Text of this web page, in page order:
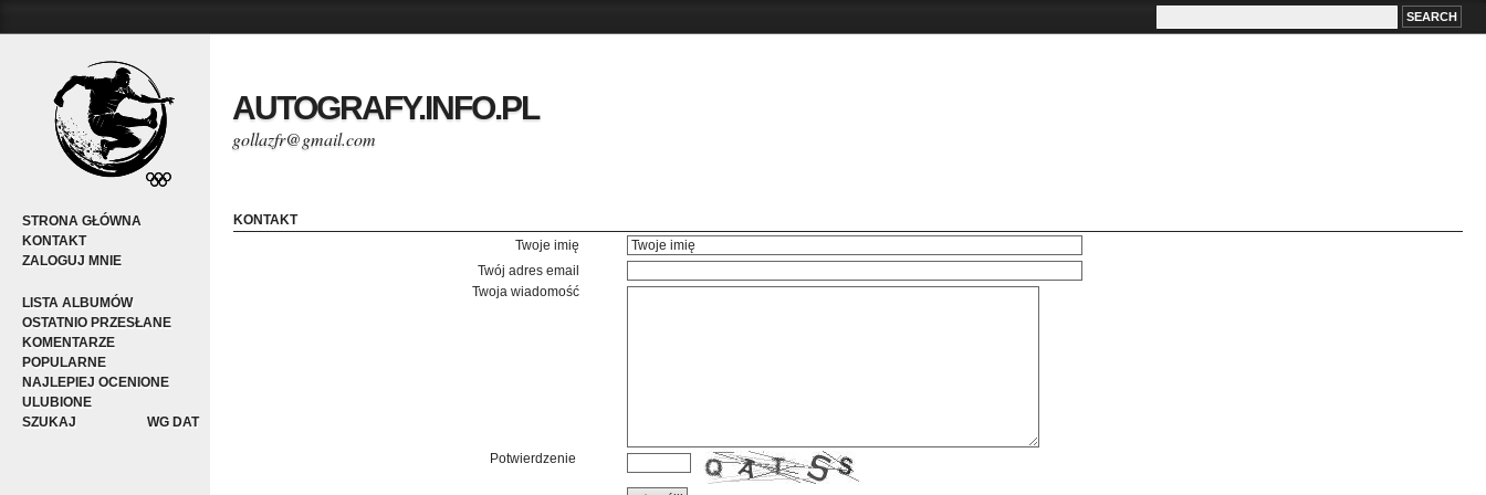
STRONA GŁÓWNA
KONTAKT
ZALOGUJ MNIE
LISTA ALBUMÓW
OSTATNIO PRZESŁANE
KOMENTARZE
POPULARNE
NAJLEPIEJ OCENIONE
ULUBIONE
WG DAT
SZUKAJ
AUTOGRAFY.INFO.PL
gollazfr@gmail.com
KONTAKT
Twoje imię
Twój adres email
Twoja wiadomość
Potwierdzenie